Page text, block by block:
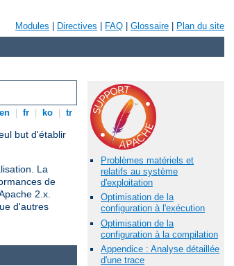
Modules Directives FAQ Glossaire Plan du site
en fr ko tr
but d'établir
La
de
2.x.
d'autres
Problèmes matériels et
relatifs au système
d'exploitation
Optimisation de la
configuration à l'exécution
Optimisation de la
configuration à la compilation
Appendice : Analyse détaillée
d'une trace